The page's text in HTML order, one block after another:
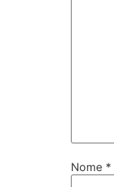
Nome *